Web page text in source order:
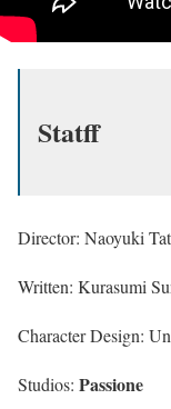
Statff
Director: Naoyuki
Written: Kurasumi
Character Design:
Studios: Passione